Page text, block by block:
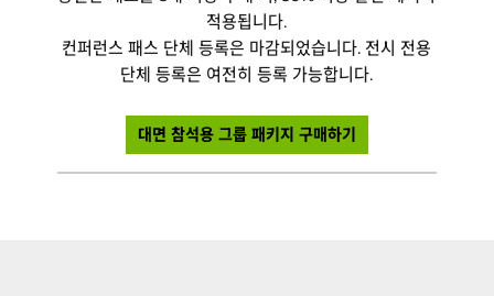
자료 제시가 필요합니다.
이 혜택은 대면 추가 옵션 및 전시 전용 패스에는 적용
적용됩니다.
컨퍼런스 패스 단체 등록은 마감되었습니다. 전시 전용
단체 등록은 여전히 등록 가능합니다.
대면 참석용 그룹 패키지 구매하기